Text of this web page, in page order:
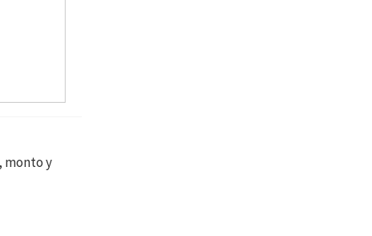
monto y